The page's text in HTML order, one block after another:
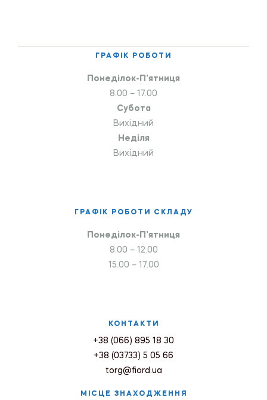
ГРАФІК РОБОТИ
Понеділок-П’ятниця
8.00 – 17.00
Субота
Вихідний
Неділя
Вихідний
ГРАФІК РОБОТИ СКЛАДУ
Понеділок-П’ятниця
8.00 – 12.00
15.00 – 17.00
КОНТАКТИ
+38 (066) 895 18 30
+38 (03733) 5 05 66
torg@fiord.ua
МІСЦЕ ЗНАХОДЖЕННЯ